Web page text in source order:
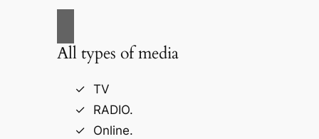
All types of media
TV
RADIO.
Online.